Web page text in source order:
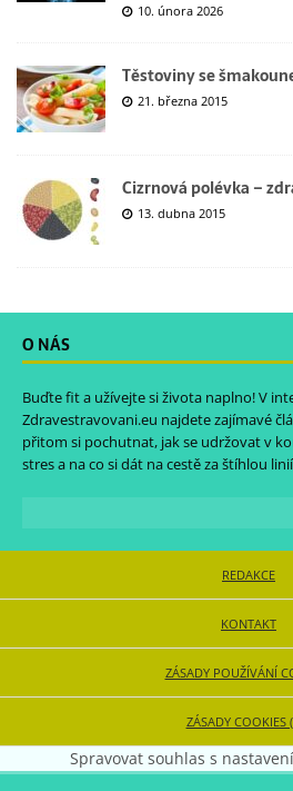
10. února 2026
Těstoviny se
21. března 2015
Cizrnová polévka –
13. dubna 2015
O NÁS
Buďte fit a užívejte si života naplno! V
Zdravestravovani.eu najdete zajímavé
přitom si pochutnat, jak se udržovat v
stres a na co si dát na cestě za štíhlou
REDAKCE
KONTAKT
ZÁSADY POUŽÍVÁNÍ
ZÁSADY COOKIES
Spravovat souhlas s